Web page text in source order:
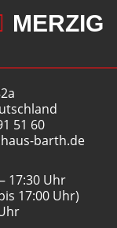
MERZIG
51 60
barth.de
17:30 Uhr
17:00 Uhr)